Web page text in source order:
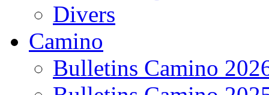
Divers
Camino
Bulletins Camino